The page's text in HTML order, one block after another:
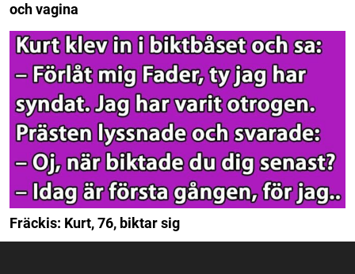
och vagina
Fräckis: Kurt, 76, biktar sig